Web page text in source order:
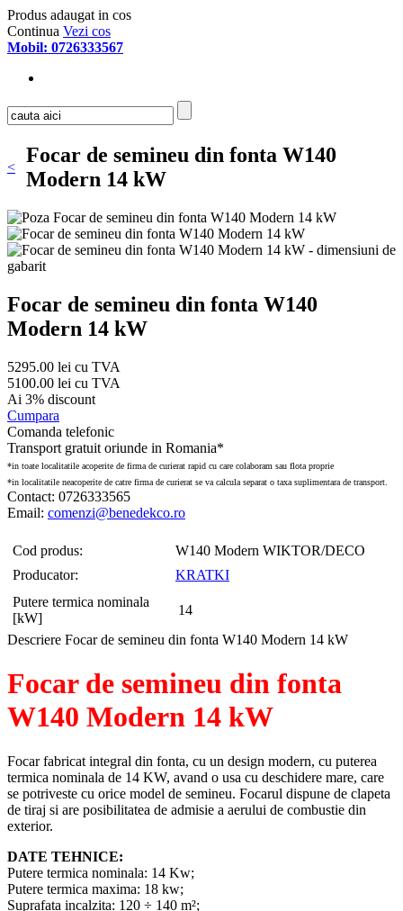
Produs adaugat in cos
Continua Vezi cos
Mobil: 0726333567
<
Focar de semineu din fonta W140
Modern 14 kW
Focar de semineu din fonta W140
Modern 14 kW
5295.00 lei cu TVA
5100.00 lei cu TVA
Ai 3% discount
Cumpara
Comanda telefonic
Transport gratuit oriunde in Romania*
*in toate localitatile acoperite de firma de curierat rapid cu care colaboram sau flota proprie
*in localitatile neacoperite de catre firma de curierat se va calcula separat o taxa suplimentara de transport.
Contact: 0726333565
Email: comenzi@benedekco.ro
Cod produs:
W140 Modern WIKTOR/DECO
Producator:
KRATKI
Putere termica nominala
[kW]
14
Descriere Focar de semineu din fonta W140 Modern 14 kW
Focar de semineu din fonta
W140 Modern 14 kW
Focar fabricat integral din fonta, cu un design modern, cu puterea
termica nominala de 14 KW, avand o usa cu deschidere mare, care
se potriveste cu orice model de semineu. Focarul dispune de clapeta
de tiraj si are posibilitatea de admisie a aerului de combustie din
exterior.
DATE TEHNICE:
Putere termica nominala: 14 Kw;
Putere termica maxima: 18 kw;
Suprafata incalzita: 120 ÷ 140 m²;